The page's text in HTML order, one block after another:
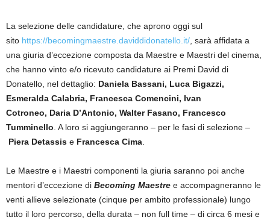
La selezione delle candidature, che aprono oggi sul
sito https://becomingmaestre.daviddidonatello.it/ , sarà affidata a
una giuria d’eccezione composta da Maestre e Maestri del cinema,
che hanno vinto e/o ricevuto candidature ai Premi David di
Donatello, nel dettaglio: Daniela Bassani, Luca Bigazzi,
Esmeralda Calabria, Francesca Comencini, Ivan
Cotroneo, Daria D’Antonio, Walter Fasano, Francesco
Tumminello . A loro si aggiungeranno – per le fasi di selezione –
Piera Detassis e Francesca Cima
Le Maestre e i Maestri componenti la giuria saranno poi anche
mentori d’eccezione di Becoming Maestre e accompagneranno le
venti allieve selezionate (cinque per ambito professionale) lungo
tutto il loro percorso, della durata – non full time – di circa 6 mesi e